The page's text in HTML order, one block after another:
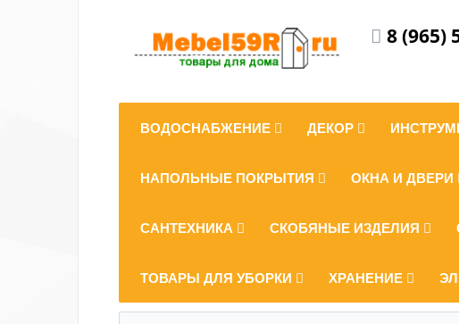
8 (965)
ВОДОСНАБЖЕНИЕ ДЕКОР
НАПОЛЬНЫЕ ПОКРЫТИЯ ОКНА И ДВЕРИ
САНТЕХНИКА СКОБЯНЫЕ ИЗДЕЛИЯ
ТОВАРЫ ДЛЯ УБОРКИ ХРАНЕНИЕ